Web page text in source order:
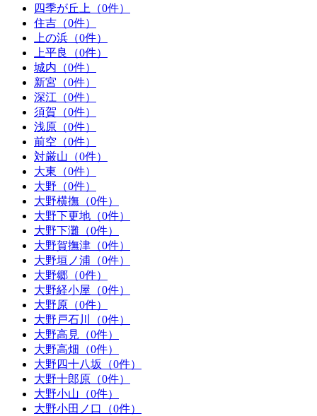
四季が丘上（0件）
住吉（0件）
上の浜（0件）
上平良（0件）
城内（0件）
新宮（0件）
深江（0件）
須賀（0件）
浅原（0件）
前空（0件）
対厳山（0件）
大東（0件）
大野（0件）
大野横撫（0件）
大野下更地（0件）
大野下灘（0件）
大野賀撫津（0件）
大野垣ノ浦（0件）
大野郷（0件）
大野経小屋（0件）
大野原（0件）
大野戸石川（0件）
大野高見（0件）
大野高畑（0件）
大野四十八坂（0件）
大野十郎原（0件）
大野小山（0件）
大野小田ノ口（0件）